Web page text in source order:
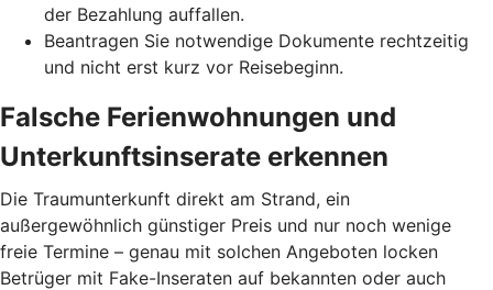
der Bezahlung auffallen.
Beantragen Sie notwendige Dokumente rechtzeitig
und nicht erst kurz vor Reisebeginn.
Falsche Ferienwohnungen und
Unterkunftsinserate erkennen
Die Traumunterkunft direkt am Strand, ein
außergewöhnlich günstiger Preis und nur noch wenige
freie Termine – genau mit solchen Angeboten locken
Betrüger mit Fake-Inseraten auf bekannten oder auch